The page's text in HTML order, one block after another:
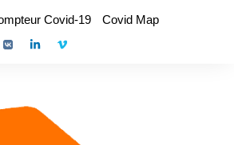
Covid-19 Covid Map